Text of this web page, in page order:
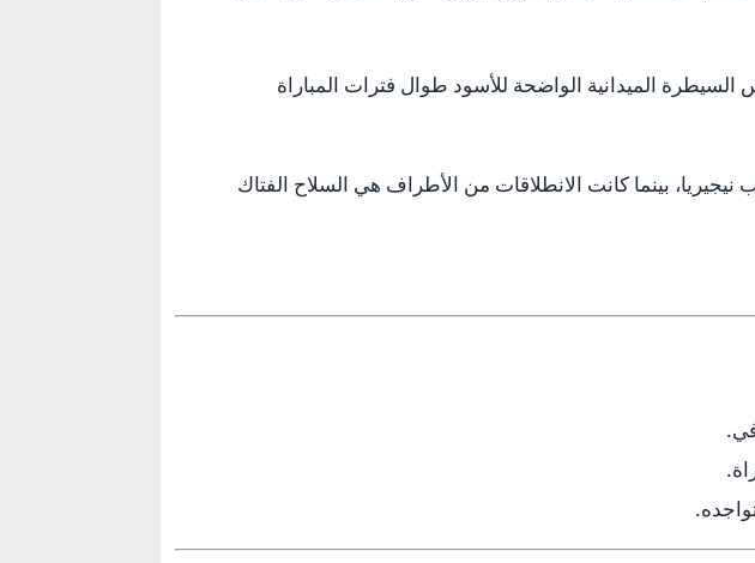
58% مقابل 42% لنيجيريا، مما يعكس السيطرة الميدانية الواضحة للأسود طوال فترات المباراة
بينما كانت الانطلاقات من الأطراف هي السلاح الفتاك